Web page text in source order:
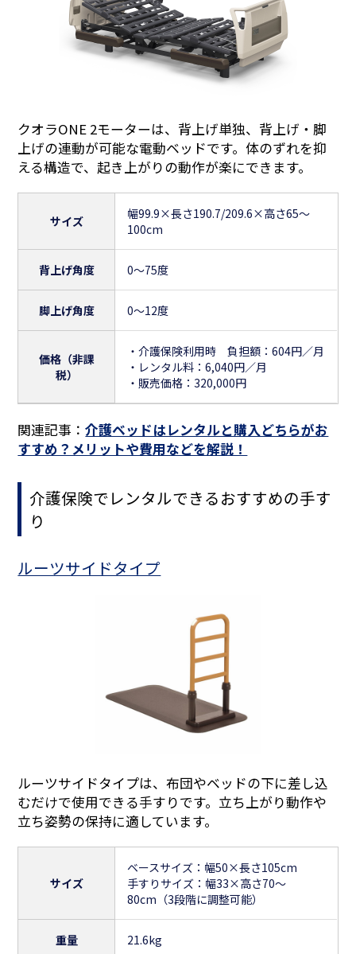
クオラONE 2モーターは、背上げ単独、背上げ・脚
上げの連動が可能な電動ベッドです。体のずれを抑
える構造で、起き上がりの動作が楽にできます。
サイズ
幅99.9×長さ190.7/209.6×高さ65〜
100cm
背上げ角度 0～75度
脚上げ角度 0～12度
価格（非課
税）
・介護保険利用時 負担額：604円／月
・レンタル料：6,040円／月
・販売価格：320,000円
関連記事：介護ベッドはレンタルと購入どちらがお
すすめ？メリットや費用などを解説！
介護保険でレンタルできるおすすめの手す
り
ルーツサイドタイプ
ルーツサイドタイプは、布団やベッドの下に差し込
むだけで使用できる手すりです。立ち上がり動作や
立ち姿勢の保持に適しています。
サイズ
ベースサイズ：幅50×長さ105cm
手すりサイズ：幅33×高さ70～
80cm（3段階に調整可能）
重量 21.6kg